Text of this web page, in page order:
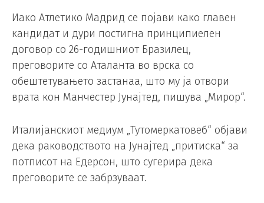
Иако Атлетико Мадрид се појави како главен
кандидат и дури постигна принципиелен
договор со 26-годишниот Бразилец,
преговорите со Аталанта во врска со
обештетувањето застанаа, што му ја отвори
врата кон Манчестер Јунајтед, пишува „Мирор“.
Италијанскиот медиум „Тутомеркатовеб“ објави
дека раководството на Јунајтед „притиска“ за
потписот на Едерсон, што сугерира дека
преговорите се забрзуваат.